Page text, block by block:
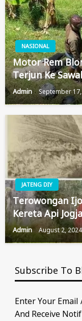
NASIONAL
Motor Rem
Terjun Ke
Admin September
JATENG DIY
Terowongan
Kereta Api
Admin August 2, 2024
Subscribe To
Enter Your
And Receive